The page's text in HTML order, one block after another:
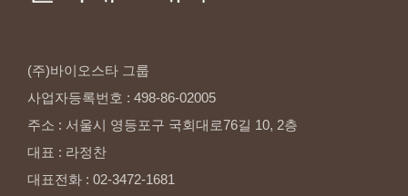
(주)바이오스타 그룹
사업자등록번호 : 498-86-02005
주소 : 서울시 영등포구 국회대로76길 10, 2층
대표 : 라정찬
대표전화 : 02-3472-1681